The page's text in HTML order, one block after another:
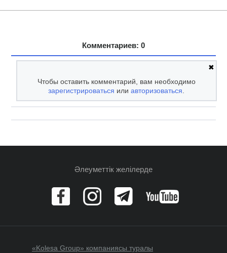
Комментариев: 0
✖
Чтобы оставить комментарий, вам необходимо
зарегистрироваться илиавторизоваться
Әлеуметтік желілерде
«Kolesa Group» компаниясы туралы